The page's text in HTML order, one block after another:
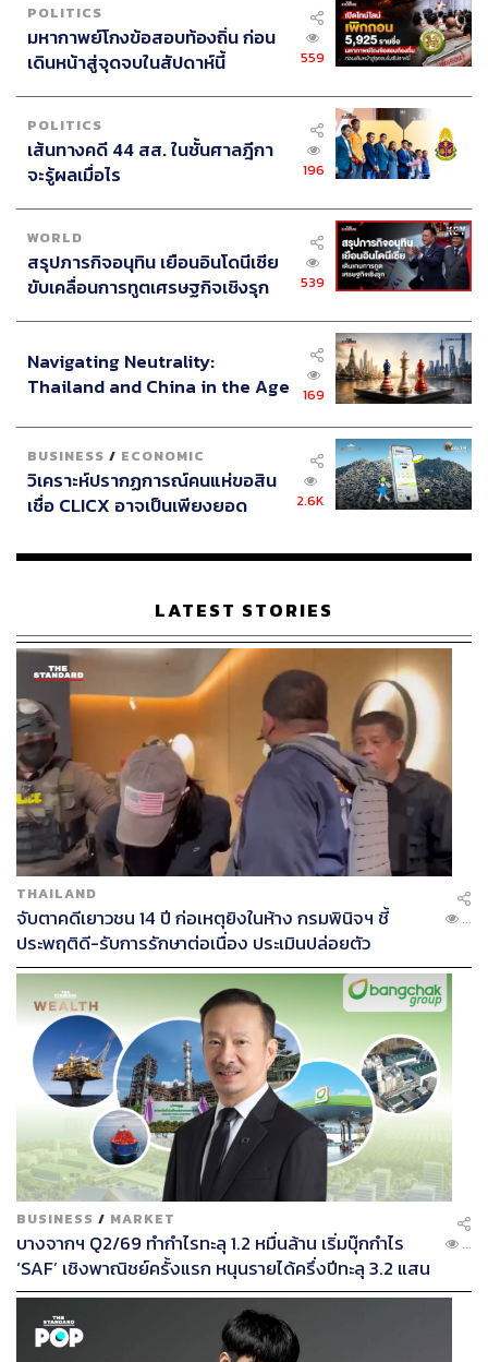
POLITICS
มหากาพย์โกงข้อสอบท้องถิ่น ก่อน
เดินหน้าสู่จุดจบในสัปดาห์นี้
559
POLITICS
เส้นทางคดี 44 สส. ในชั้นศาลฎีกา
จะรู้ผลเมื่อไร
196
WORLD
สรุปภารกิจอนุทิน เยือนอินโดนีเซีย
ขับเคลื่อนการทูตเศรษฐกิจเชิงรุก
539
Navigating Neutrality:
Thailand and China in the Age
169
BUSINESS / ECONOMIC
วิเคราะห์ปรากฏการณ์คนแห่ขอสิน
เชื่อ CLICX อาจเป็นเพียงยอด
เรือนไทยที่ถูกซุกไว้
2.6K
LATEST STORIES
THAILAND
จับตาคดีเยาวชน 14 ปี ก่อเหตุยิงในห้าง กรมพินิจฯ ชี้
ประพฤติดี-รับการรักษาต่อเนื่อง ประเมินปล่อยตัว
...
BUSINESS / MARKET
บางจากฯ Q2/69 ทำกำไรทะลุ 1.2 หมื่นล้าน เริ่มบุ๊กกำไร
‘SAF’ เชิงพาณิชย์ครั้งแรก หนุนรายได้ครึ่งปีทะลุ 3.2 แสน
ล้าน
...